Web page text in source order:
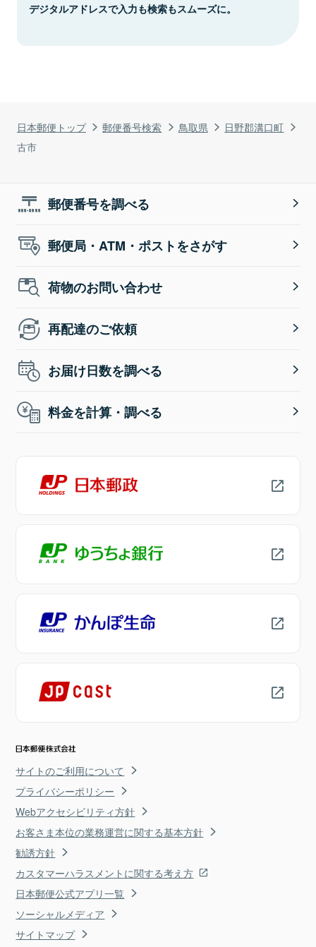
日本郵便トップ 郵便番号検索 鳥取県
日野郡溝口町
古市
デジタルアドレスで入力も検索もスムーズに。
郵便番号を調べる
郵便局・ATM・ポストをさがす
荷物のお問い合わせ
再配達のご依頼
お届け日数を調べる
料金を計算・調べる
サイトのご利用について
プライバシーポリシー
Webアクセシビリティ方針
お客さま本位の業務運営に関する基本方針
勧誘方針
カスタマーハラスメントに関する考え方
日本郵便公式アプリ一覧
ソーシャルメディア
サイトマップ